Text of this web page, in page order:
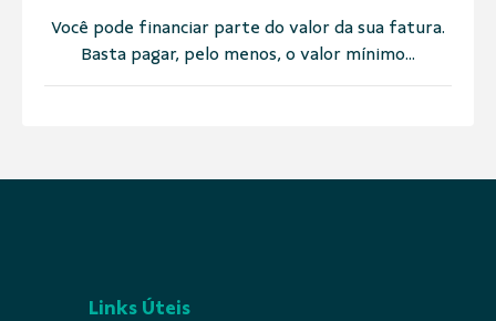
Você pode financiar parte do valor da sua fatura.
Basta pagar, pelo menos, o valor mínimo...
Links Úteis